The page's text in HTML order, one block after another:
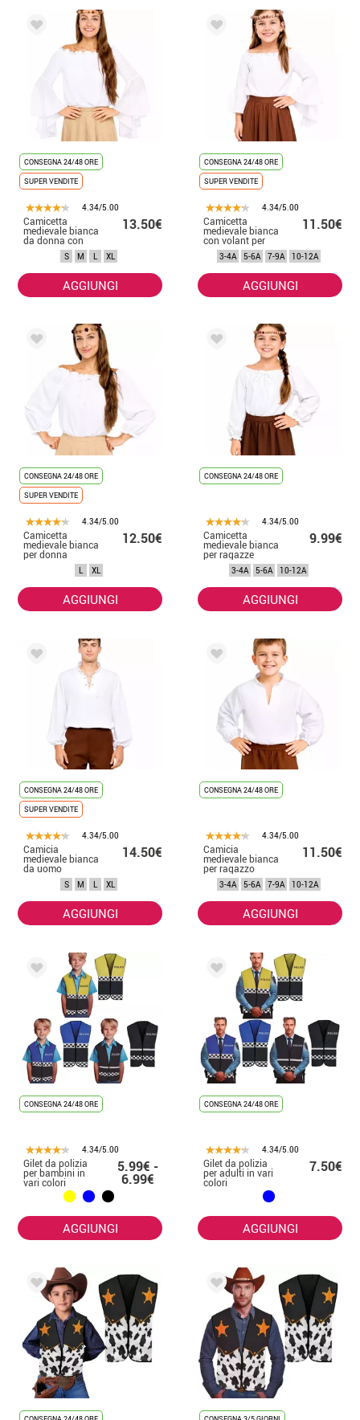
CONSEGNA 24/48 ORE
SUPER VENDITE
4.34/5.00
Camicetta
medievale bianca
da donna con
13.50€
S M L XL
AGGIUNGI
CONSEGNA 24/48 ORE
SUPER VENDITE
4.34/5.00
Camicetta
medievale bianca
con volant per
ragazze
11.50€
3-4A 5-6A 7-9A 10-12A
AGGIUNGI
CONSEGNA 24/48 ORE
SUPER VENDITE
4.34/5.00
Camicetta
medievale bianca
per donna
12.50€
L XL
AGGIUNGI
CONSEGNA 24/48 ORE
4.34/5.00
Camicetta
medievale bianca
per ragazze
9.99€
3-4A 5-6A 10-12A
AGGIUNGI
CONSEGNA 24/48 ORE
SUPER VENDITE
4.34/5.00
Camicia
medievale bianca
da uomo
14.50€
S M L XL
AGGIUNGI
CONSEGNA 24/48 ORE
4.34/5.00
Camicia
medievale bianca
per ragazzo
11.50€
3-4A 5-6A 7-9A 10-12A
AGGIUNGI
CONSEGNA 24/48 ORE
4.34/5.00
Gilet da polizia
per bambini in
vari colori
5.99€ -
6.99€
AGGIUNGI
CONSEGNA 24/48 ORE
4.34/5.00
Gilet da polizia
per adulti in vari
colori
7.50€
AGGIUNGI